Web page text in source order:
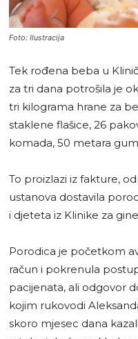
Foto: Ilustracija
Tek rođena beba u
za tri dana potrošila je
tri kilograma hrane za
staklene flašice, 26
komada, 50 metara
To proizlazi iz fakture,
ustanova dostavila
i djeteta iz Klinike za
Porodica je početkom
račun i pokrenula
pacijenata, ali odgovor
kojim rukovodi
skoro mjesec dana